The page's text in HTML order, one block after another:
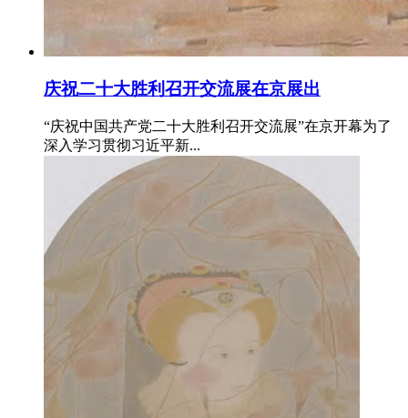
庆祝二十大胜利召开交流展在京展出
“庆祝中国共产党二十大胜利召开交流展”在京开幕为了
深入学习贯彻习近平新...